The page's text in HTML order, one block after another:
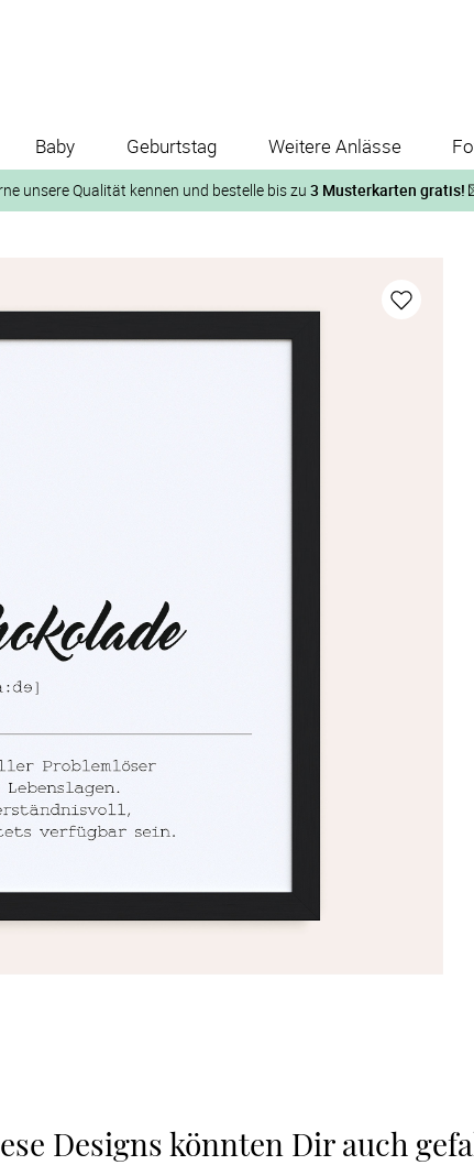
Baby Geburtstag Weitere Anlässe
unsere Qualität kennen und bestelle bis zu 3 Musterkarten gratis!
Musterkarte“ auf der jeweiligen Produktseite und lasse Dir die Karten
Designs könnten Dir auch